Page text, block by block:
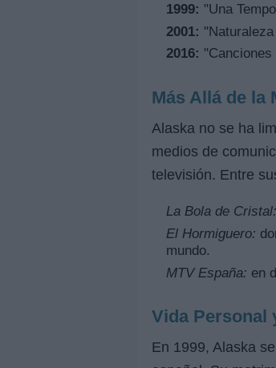
1999: "Una
2001:
2016:
Más Allá de la
Alaska no se ha
medios de
televisión. Entre
La Bola de Cristal:
El Hormiguero:
mundo.
MTV España: en
Vida Personal
En 1999, Alaska